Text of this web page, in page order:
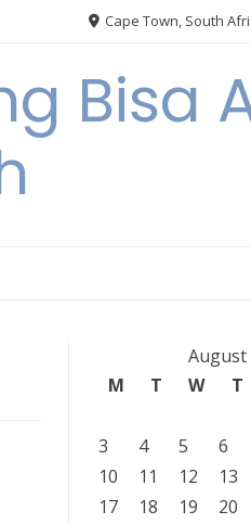
Cape Town, South
Bisa
August
M
T W T
3
4 5 6
10
11 12 13
17
18 19 20